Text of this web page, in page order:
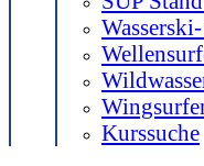
Kurssuche